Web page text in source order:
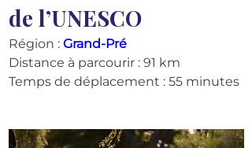
de l’UNESCO
Région : Grand-Pré
Distance à parcourir : 91 km
Temps de déplacement : 55 minutes